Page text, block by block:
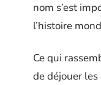
nom s’est
l’histoire
Ce qui
de déjouer les